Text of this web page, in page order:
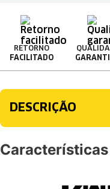
RETORNO
FACILITADO
DESCRIÇÃO